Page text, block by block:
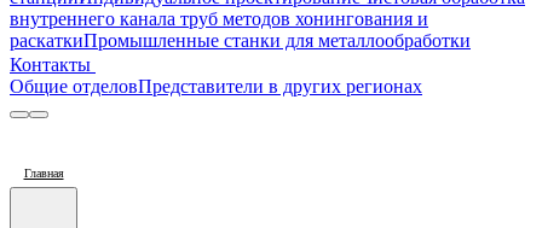
внутреннего канала труб методов хонингования и
раскаткиПромышленные станки для металлообработки
Контакты
Общие отделовПредставители в других регионах
Главная